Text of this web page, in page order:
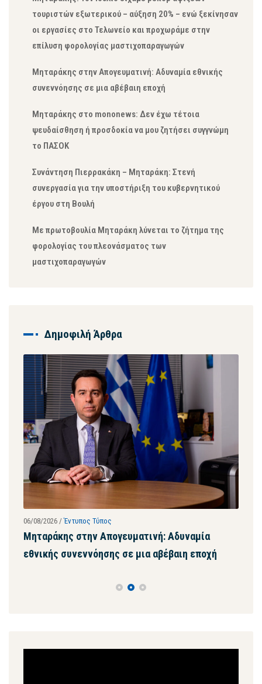
τουριστών εξωτερικού – αύξηση 20% – ενώ ξεκίνησαν
οι εργασίες στο Τελωνείο και προχωράμε στην
επίλυση φορολογίας μαστιχοπαραγωγών
Μηταράκης στην Απογευματινή: Αδυναμία εθνικής
συνεννόησης σε μια αβέβαιη εποχή
Μηταράκης στο mononews: Δεν έχω τέτοια
ψευδαίσθηση ή προσδοκία να μου ζητήσει συγγνώμη
το ΠΑΣΟΚ
Συνάντηση Πιερρακάκη – Μηταράκη: Στενή
συνεργασία για την υποστήριξη του κυβερνητικού
έργου στη Βουλή
Με πρωτοβουλία Μηταράκη λύνεται το ζήτημα της
φορολογίας του πλεονάσματος των
μαστιχοπαραγωγών
Δημοφιλή Άρθρα
06/08/2026 /Έντυπος Τύπος
Μηταράκης στην Απογευματινή: Αδυναμία
εθνικής συνεννόησης σε μια αβέβαιη εποχή